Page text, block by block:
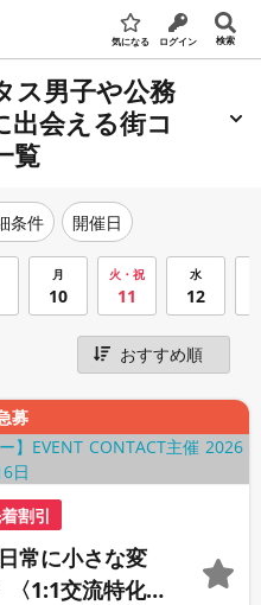
気になる ログイン 検索
ス男子や公務
出会える街コ
覧
条件 開催日
月
10
火・祝
11
水
12
募
割引
常に小さな変
〈1:1交流特化